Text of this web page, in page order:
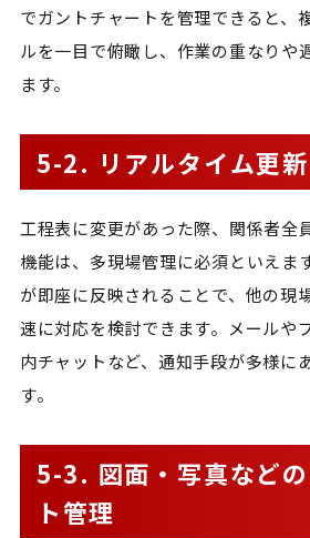
でガントチャートを管理できると、
ルを一目で俯瞰し、作業の重なりや
ます。
5-2. リアルタイム更
工程表に変更があった際、関係者全
機能は、多現場管理に必須といえま
が即座に反映されることで、他の現
速に対応を検討できます。メールや
内チャットなど、通知手段が多様に
す。
5-3. 図面・写真など
ト管理